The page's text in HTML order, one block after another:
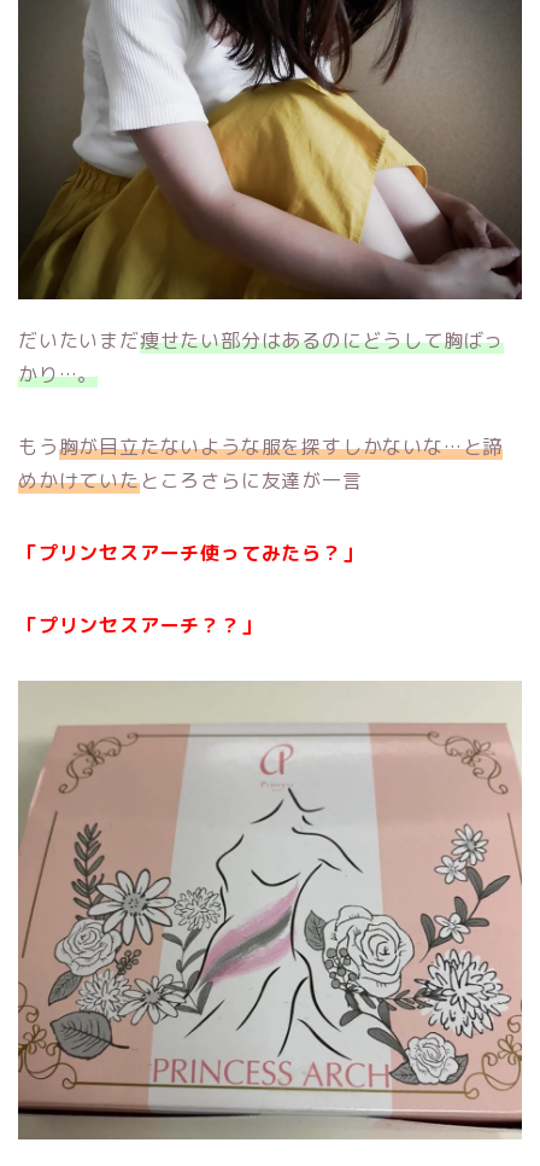
だいたいまだ痩せたい部分はあるのにどうして胸ばっ
かり…。
もう胸が目立たないような服を探すしかないな…と諦
めかけていたところさらに友達が一言
「プリンセスアーチ使ってみたら？」
「プリンセスアーチ？？」